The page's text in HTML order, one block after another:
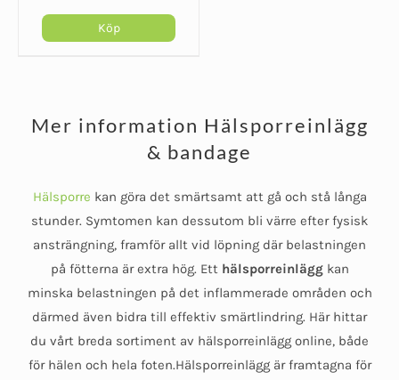
hälsporre
Köp
har
De
olika
alternativen
kan
väljas
på
produktsidan
Mer information Hälsporreinlägg
& bandage
Hälsporre kan göra det smärtsamt att gå och stå långa
stunder. Symtomen kan dessutom bli värre efter fysisk
ansträngning, framför allt vid löpning där belastningen
på fötterna är extra hög. Ett hälsporreinläggkan
minska belastningen på det inflammerade områden och
därmed även bidra till effektiv smärtlindring. Här hittar
du vårt breda sortiment av hälsporreinlägg online, både
för hälen och hela foten.Hälsporreinlägg är framtagna för